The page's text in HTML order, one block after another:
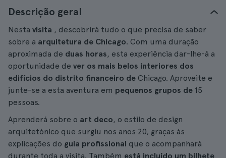
Descrição geral
Nesta visita , descobrirá tudo o que precisa de saber
sobre a arquitetura de Chicago. Com uma duração
aproximada de duas horas, esta experiência dar-lhe-á a
oportunidade de ver os mais belos interiores dos
edifícios do distrito financeiro de Chicago. Aproveite e
junte-se a esta aventura em pequenos grupos de 15
pessoas.
Aprenderá sobre o art deco, o estilo de design
arquitetónico que surgiu nos anos 20, graças às
explicações do guia profissional que o acompanhará
durante toda a visita. Também está incluído um bilhete